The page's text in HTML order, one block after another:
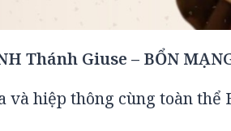
Thánh Giuse – BỔN
và hiệp thông cùng toàn